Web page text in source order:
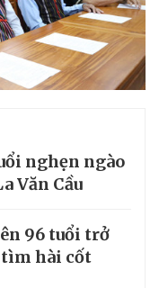
nghẹn ngào
Văn Cầu
96 tuổi trở
tìm hài cốt